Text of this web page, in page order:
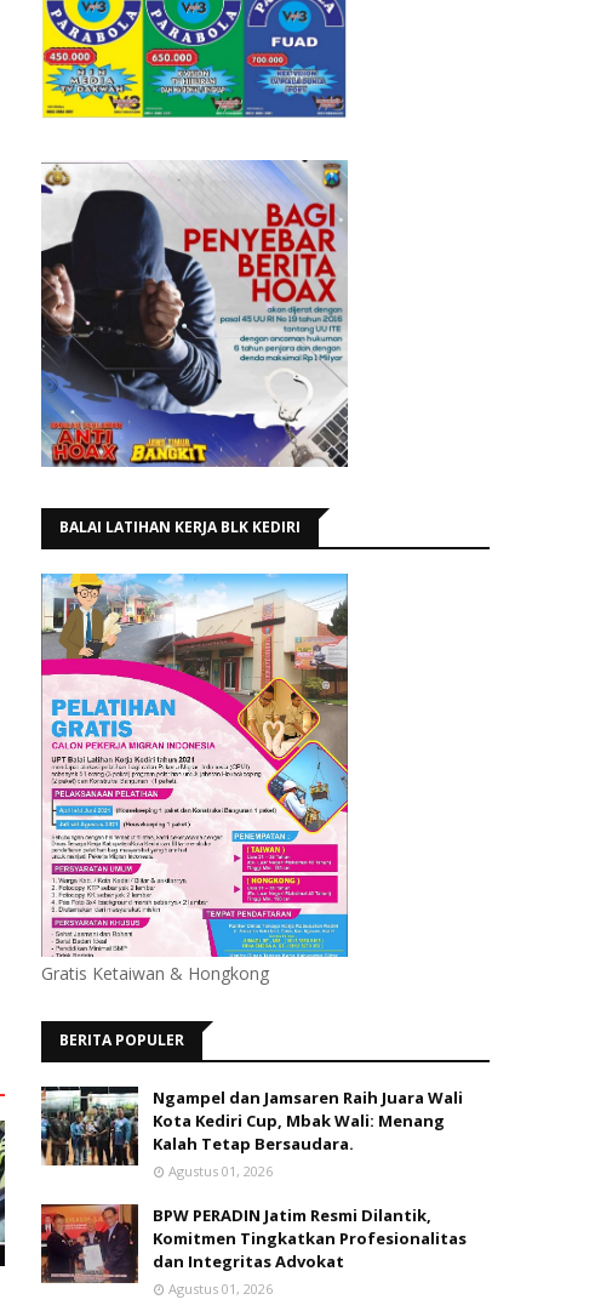
BALAI LATIHAN KERJA BLK KEDIRI
Gratis Ketaiwan & Hongkong
BERITA POPULER
Ngampel dan Jamsaren Raih Juara Wali
Kota Kediri Cup, Mbak Wali: Menang
Kalah Tetap Bersaudara.
Agustus 01, 2026
BPW PERADIN Jatim Resmi Dilantik,
Komitmen Tingkatkan Profesionalitas
dan Integritas Advokat
Agustus 01, 2026